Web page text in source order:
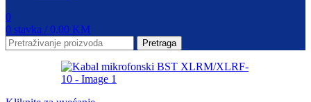
0
0 stavka / 0,00 KM
Pretraga